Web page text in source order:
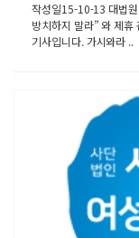
작성일15-10-13 대법원
방치하지 말라” 와 제
기사입니다. 가시와라 ..